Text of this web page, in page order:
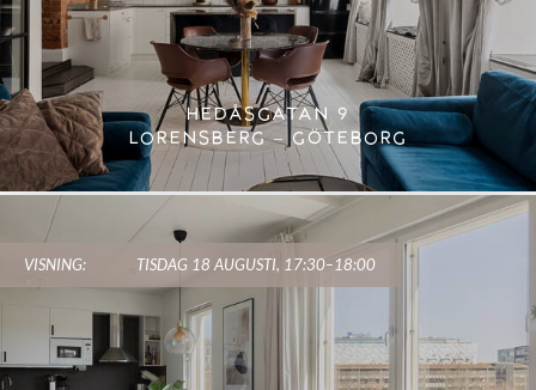
HEDÅSGATAN 9
LORENSBERG – GÖTEBORG
VISNING: TISDAG 18 AUGUSTI, 17:30–18:00